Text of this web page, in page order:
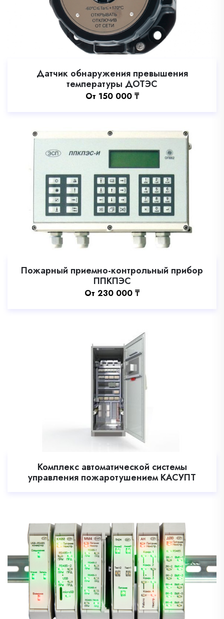
Датчик обнаружения превышения
температуры ДОТЭС
Oт 150 000 ₸
Пожарный приемно-контрольный прибор
ППКПЭС
Oт 230 000 ₸
Комплекс автоматической системы
управления пожаротушением КАСУПТ